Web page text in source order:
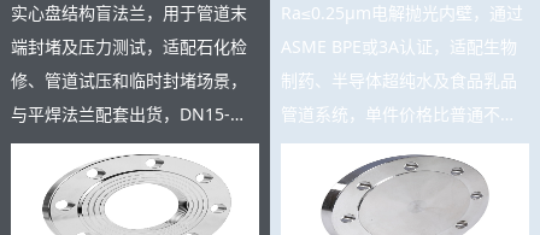
实心盘结构盲法兰，用于管道末
端封堵及压力测试，适配石化检
修、管道试压和临时封堵场景，
与平焊法兰配套出货，DN15-
DN600规格齐全，复购率高，可
与主产品同批交货。
Ra≤0.25μm电解抛光内壁，通过
ASME BPE或3A认证，适配生物
制药、半导体超纯水及食品乳品
管道系统，单件价格比普通不锈
钢法兰高3-8倍，是高附加值精密